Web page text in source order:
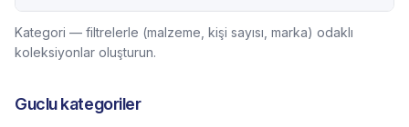
Kategori — filtrelerle (malzeme, kişi sayısı, marka) odaklı
koleksiyonlar oluşturun.
Guclu kategoriler